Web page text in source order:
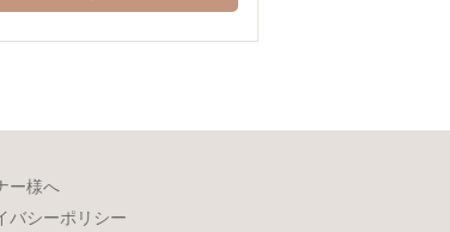
ー様へ
バシーポリシー